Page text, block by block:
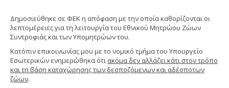
Δημοσιεύθηκε σε ΦΕΚ η απόφαση με την οποία καθορίζονται οι
λεπτομέρειες για τη λειτουργία του Εθνικού Μητρώου Ζώων
Συντροφιάς και των Υπομητρώων του.
Κατόπιν επικοινωνίας μου με το νομικό τμήμα του Υπουργείο
Εσωτερικών ενημερώθηκα ότι ακόμα δεν αλλάζει κάτι στον τρόπο
και τη βάση καταχώρησης των δεσποζόμενων και αδέσποτων
ζώων.